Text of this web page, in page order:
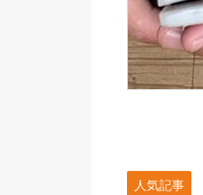
人気記事